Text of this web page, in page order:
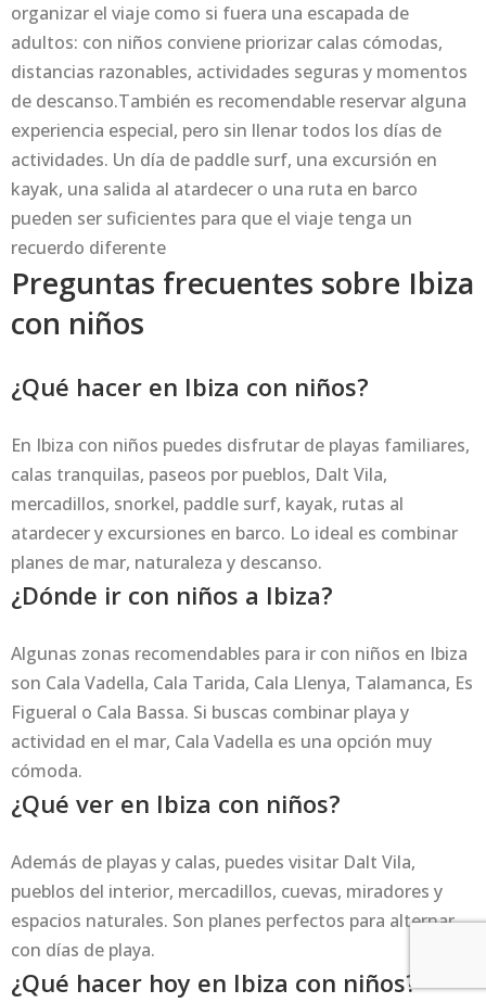
organizar el viaje como si fuera una escapada de
adultos: con niños conviene priorizar calas cómodas,
distancias razonables, actividades seguras y momentos
de descanso.También es recomendable reservar alguna
experiencia especial, pero sin llenar todos los días de
actividades. Un día de paddle surf, una excursión en
kayak, una salida al atardecer o una ruta en barco
pueden ser suficientes para que el viaje tenga un
recuerdo diferente
Preguntas frecuentes sobre Ibiza
con niños
¿Qué hacer en Ibiza con niños?
En Ibiza con niños puedes disfrutar de playas familiares,
calas tranquilas, paseos por pueblos, Dalt Vila,
mercadillos, snorkel, paddle surf, kayak, rutas al
atardecer y excursiones en barco. Lo ideal es combinar
planes de mar, naturaleza y descanso.
¿Dónde ir con niños a Ibiza?
Algunas zonas recomendables para ir con niños en Ibiza
son Cala Vadella, Cala Tarida, Cala Llenya, Talamanca, Es
Figueral o Cala Bassa. Si buscas combinar playa y
actividad en el mar, Cala Vadella es una opción muy
cómoda.
¿Qué ver en Ibiza con niños?
Además de playas y calas, puedes visitar Dalt Vila,
pueblos del interior, mercadillos, cuevas, miradores y
espacios naturales. Son planes perfectos para alternar
con días de playa.
¿Qué hacer hoy en Ibiza con niños?